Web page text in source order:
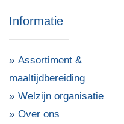
Informatie
Assortiment &
maaltijdbereiding
Welzijn organisatie
Over ons